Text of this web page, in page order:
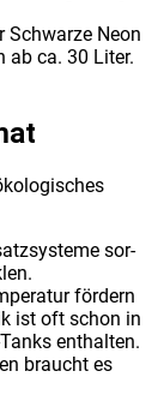
Schwar­ze Neon
ab ca. 30 Liter.
sor­
för­dern
ist oft schon in
ent­hal­ten.
braucht es